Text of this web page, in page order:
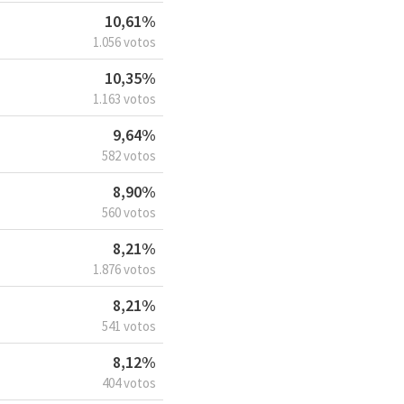
10,61%
1.056 votos
10,35%
1.163 votos
9,64%
582 votos
8,90%
560 votos
8,21%
1.876 votos
8,21%
541 votos
8,12%
404 votos